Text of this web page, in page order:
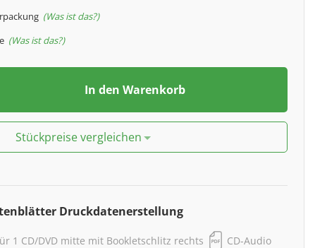
Was ist das?
Was ist das?
In den Warenkorb
Stückpreise vergleichen
Druckdatenerstellung
1 CD/DVD mitte mit Bookletschlitz rechts CD-Audio